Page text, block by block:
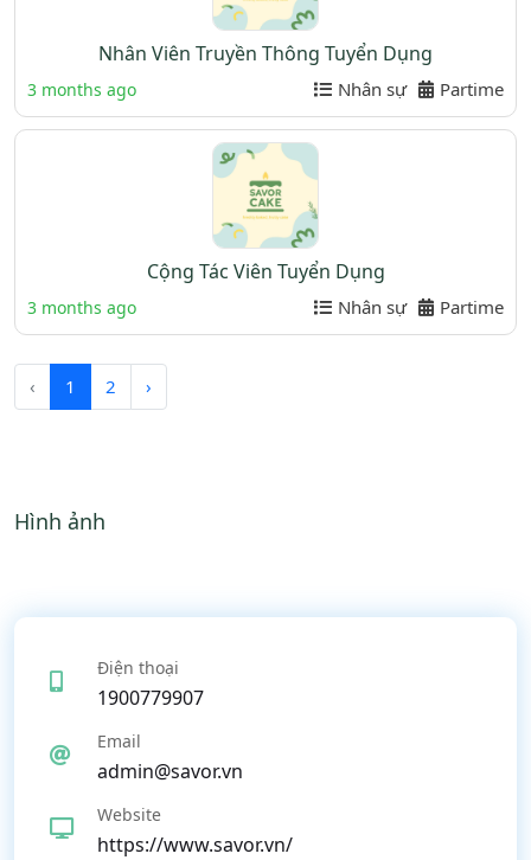
Nhân Viên Truyền Thông Tuyển Dụng
3 months ago Nhân sự Partime
Cộng Tác Viên Tuyển Dụng
3 months ago Nhân sự Partime
‹ 1 2 ›
Hình ảnh
Điện thoại
1900779907
Email
admin@savor.vn
Website
https://www.savor.vn/